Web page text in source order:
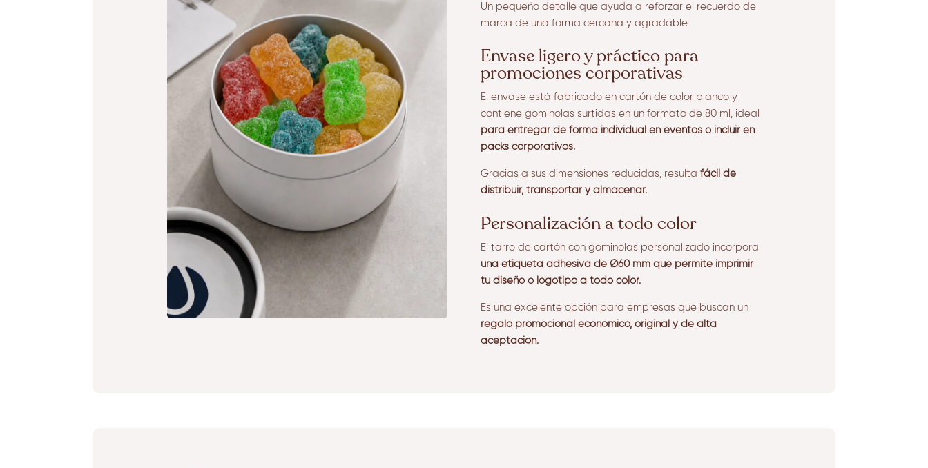
Un pequeño detalle que ayuda a reforzar el recuerdo de
marca de una forma cercana y agradable.
Envase ligero y práctico para
promociones corporativas
El envase está fabricado en cartón de color blanco y
contiene gominolas surtidas en un formato de 80 ml, ideal
para entregar de forma individual en eventos o incluir en
packs corporativos.
Gracias a sus dimensiones reducidas, resulta fácil de
distribuir, transportar y almacenar.
Personalización a todo color
El tarro de cartón con gominolas personalizado incorpora
una etiqueta adhesiva de Ø60 mm que permite imprimir
tu diseño o logotipo a todo color.
Es una excelente opción para empresas que buscan un
regalo promocional económico, original y de alta
aceptación.